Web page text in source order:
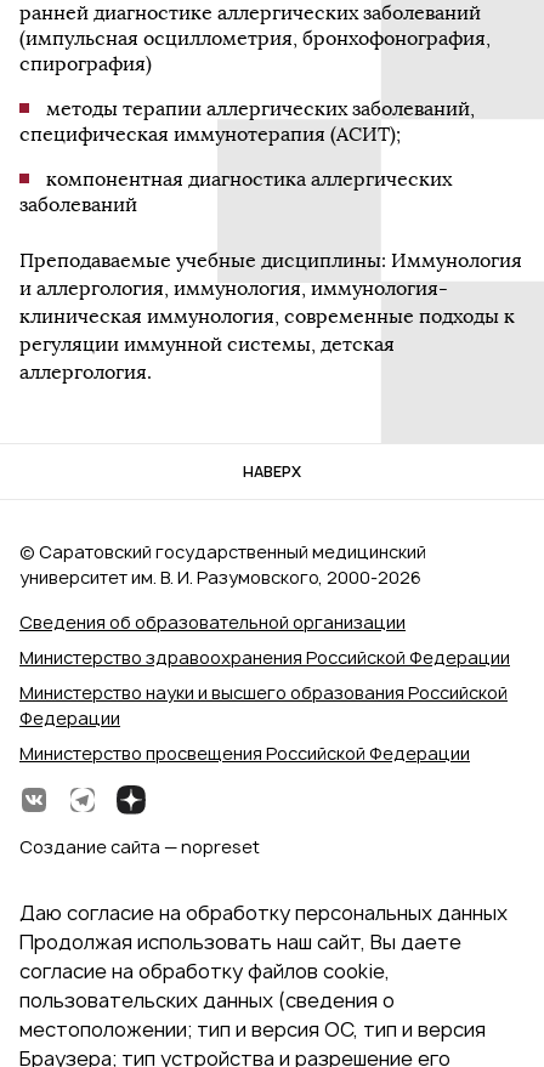
ранней диагностике аллергических заболеваний
(импульсная осциллометрия, бронхофонография,
спирография)
методы терапии аллергических заболеваний,
специфическая иммунотерапия (АСИТ);
компонентная диагностика аллергических
заболеваний
Преподаваемые учебные дисциплины: Иммунология
и аллергология, иммунология, иммунология-
клиническая иммунология, современные подходы к
регуляции иммунной системы, детская
аллергология.
НАВЕРХ
Сведения об образовательной организации
Министерство здравоохранения Российской Федерации
Министерство науки и высшего образования Российской
Федерации
Министерство просвещения Российской Федерации
© Саратовский государственный медицинский
университет им. В. И. Разумовского, 2000‑2026
Создание сайта — nopreset
Даю согласие на обработку персональных данных
Продолжая использовать наш сайт, Вы даете
согласие на обработку файлов cookie,
пользовательских данных (сведения о
местоположении; тип и версия ОС, тип и версия
Браузера; тип устройства и разрешение его